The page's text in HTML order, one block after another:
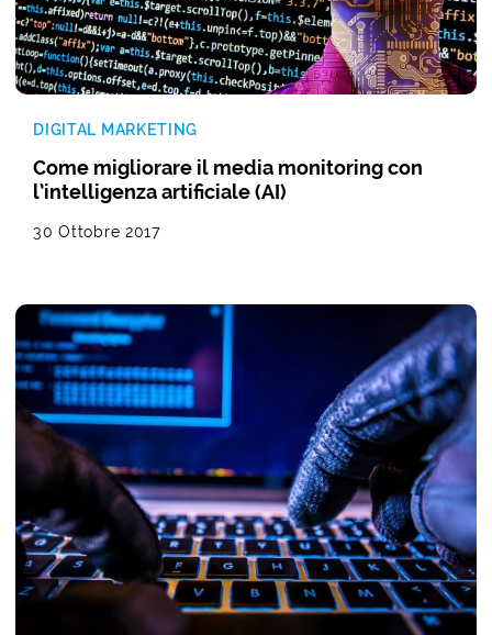
DIGITAL MARKETING
Come migliorare il media monitoring con
l’intelligenza artificiale (AI)
30 Ottobre 2017